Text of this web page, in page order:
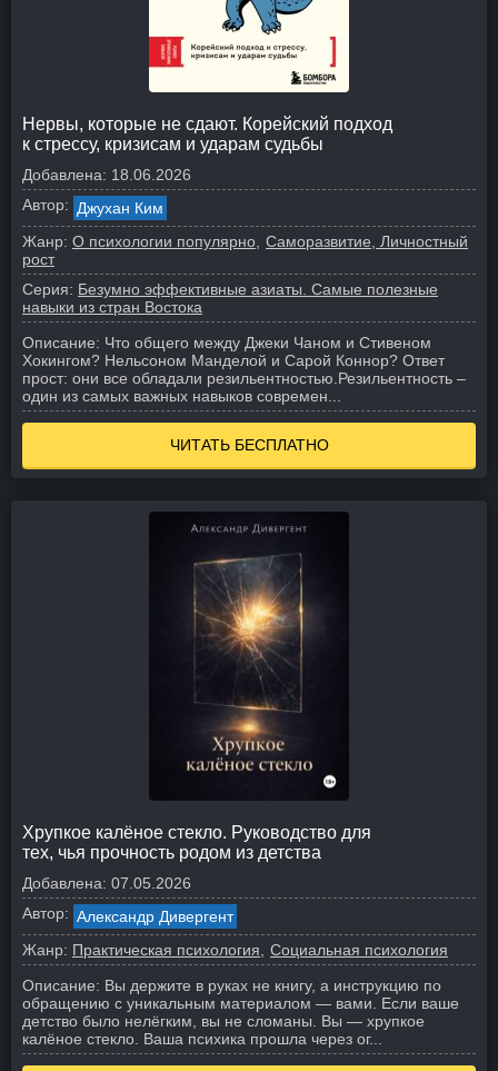
Нервы, которые не сдают. Корейский подход
к стрессу, кризисам и ударам судьбы
Добавлена: 18.06.2026
Автор: Джухан Ким
Жанр: О психологии популярно Саморазвитие, Личностный
рост
Серия: Безумно эффективные азиаты. Самые полезные
навыки из стран Востока
Описание: Что общего между Джеки Чаном и Стивеном
Хокингом? Нельсоном Манделой и Сарой Коннор? Ответ
прост: они все обладали резильентностью. Резильентность –
один из самых важных навыков современ...
ЧИТАТЬ БЕСПЛАТНО
Хрупкое калёное стекло. Руководство для
тех, чья прочность родом из детства
Добавлена: 07.05.2026
Автор: Александр Дивергент
Жанр: Практическая психология
Социальная психология
Описание: Вы держите в руках не книгу, а инструкцию по
обращению с уникальным материалом — вами. Если ваше
детство было нелёгким, вы не сломаны. Вы — хрупкое
калёное стекло. Ваша психика прошла через ог...